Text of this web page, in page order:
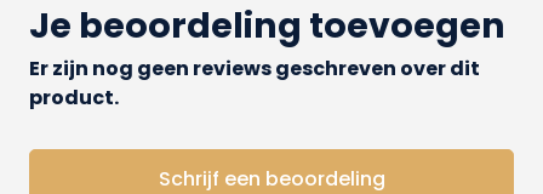
Je beoordeling toevoegen
Er zijn nog geen reviews geschreven over dit
product.
Schrijf een beoordeling